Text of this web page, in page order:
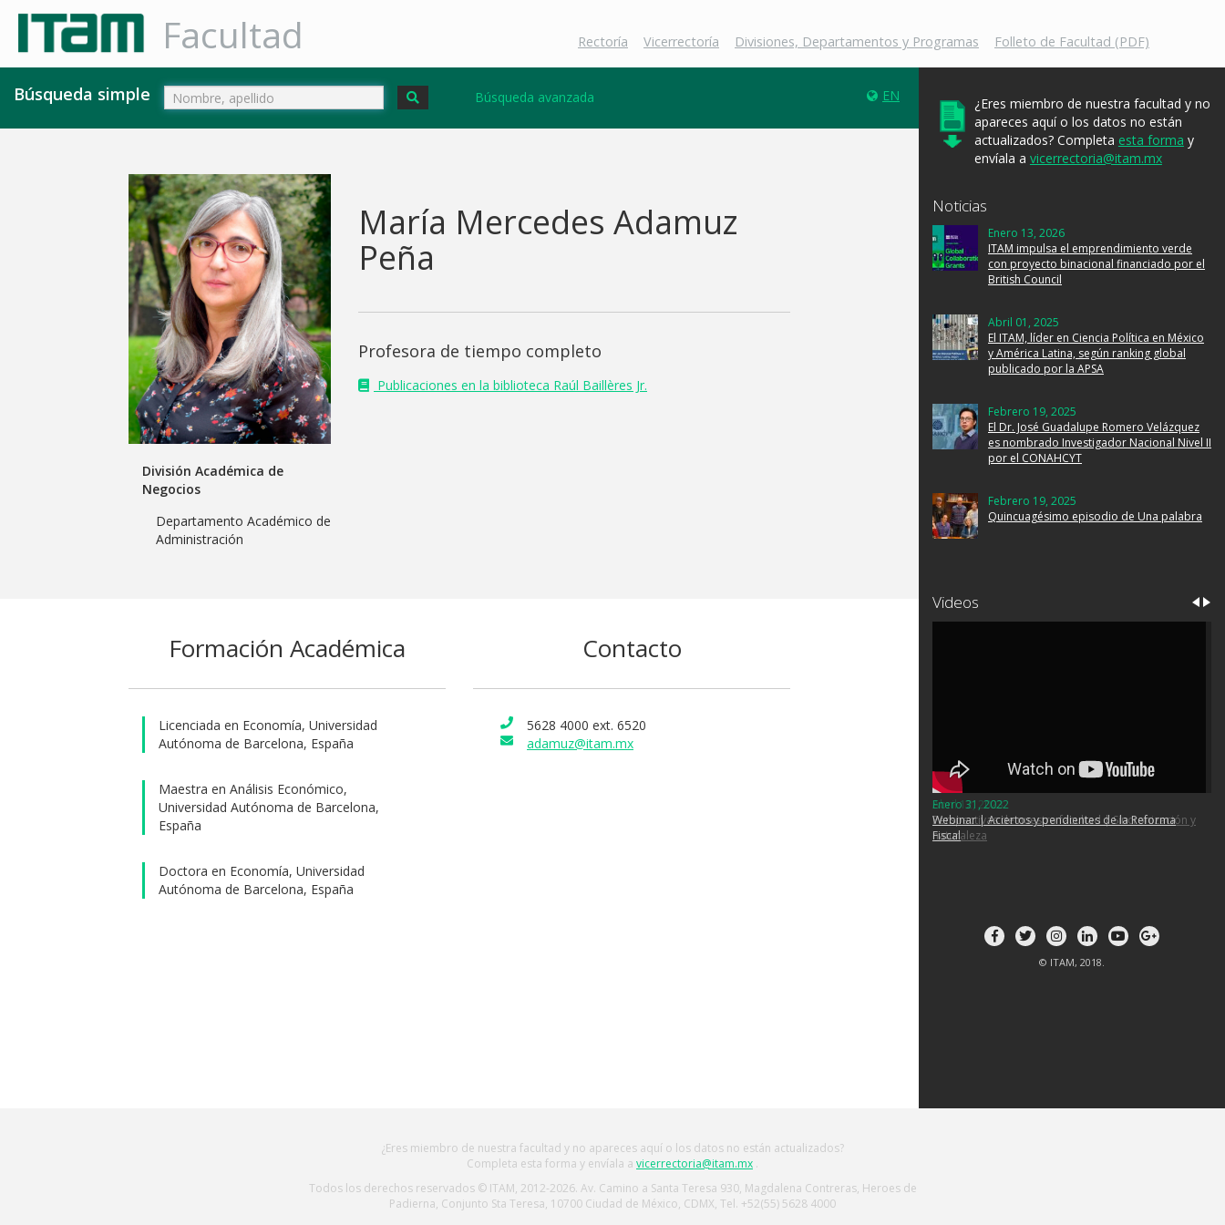
Facultad Rectoría Vicerrectoría Divisiones, Departamentos y Programas Folleto de Facultad (PDF)
EN
Búsqueda simple Búsqueda avanzada
División Académica de
Negocios
Departamento Académico de
Administración
María Mercedes Adamuz
Peña
Profesora de tiempo completo
Publicaciones en la biblioteca Raúl Baillères Jr.
Formación Académica
Licenciada en Economía, Universidad
Autónoma de Barcelona, España
Maestra en Análisis Económico,
Universidad Autónoma de Barcelona,
España
Doctora en Economía, Universidad
Autónoma de Barcelona, España
Contacto
5628 4000 ext. 6520
adamuz@itam.mx
¿Eres miembro de nuestra facultad y no
apareces aquí o los datos no están
actualizados? Completa esta forma y
envíala a vicerrectoria@itam.mx
Noticias
Enero 13, 2026
ITAM impulsa el emprendimiento verde
con proyecto binacional financiado por el
British Council
Abril 01, 2025
El ITAM, líder en Ciencia Política en México
y América Latina, según ranking global
publicado por la APSA
Febrero 19, 2025
El Dr. José Guadalupe Romero Velázquez
es nombrado Investigador Nacional Nivel II
por el CONAHCYT
Febrero 19, 2025
Quincuagésimo episodio de Una palabra
Videos
Enero 31, 2022
Webinar | Aciertos y pendientes de la Reforma
Fiscal
© ITAM, 2018.
¿Eres miembro de nuestra facultad y no apareces aquí o los datos no están actualizados?
Completa esta forma y envíala a vicerrectoria@itam.mx .
Todos los derechos reservados © ITAM, 2012-2026. Av. Camino a Santa Teresa 930, Magdalena Contreras, Heroes de
Padierna, Conjunto Sta Teresa, 10700 Ciudad de México, CDMX, Tel. +52(55) 5628 4000